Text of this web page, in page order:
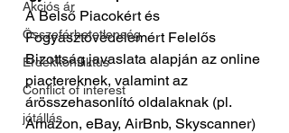
Akciós ár
Összeférhetetlenség
Érdekkonfliktus
Conflict of interest
jótállás
A Belső Piacokért és
Fogyasztóvédelemért Felelős
Bizottság javaslata alapján az online
piactereknek, valamint az
árösszehasonlító oldalaknak (pl.
Amazon, eBay, AirBnb, Skyscanner)